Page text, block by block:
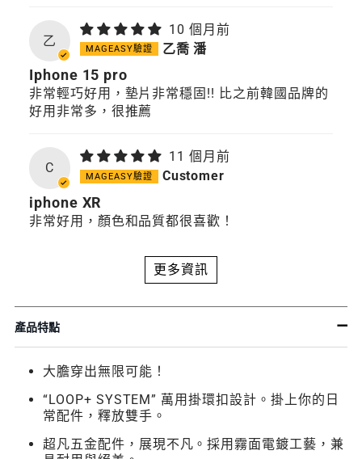
乙
10 個月前
乙喬 潘
Iphone 15 pro
非常輕巧好用，墊片非常穩固!! 比之前韓國品牌的
好用非常多，很推薦
C
11 個月前
Customer
iphone XR
非常好用，顏色和品質都很喜歡！
更多資訊
產品特點
大膽穿出無限可能！
“LOOP+ SYSTEM” 萬用掛環扣設計。掛上你的日
常配件，釋放雙手。
超凡五金配件，展現不凡。採用霧面電鍍工藝，兼